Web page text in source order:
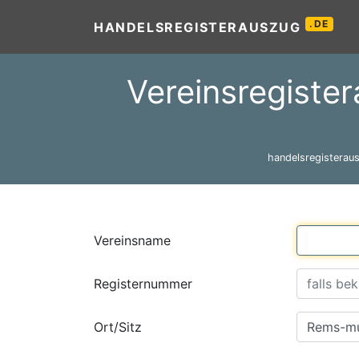
HANDELSREGISTERAUSZUG .DE
Vereinsname
Registernummer
Ort/Sitz